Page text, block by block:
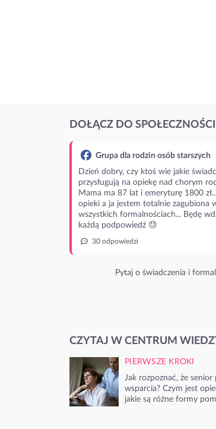
DOŁĄCZ DO SPOŁECZNOŚCI
Grupa dla rodzin osób starszych
Dzień dobry, czy ktoś wie jakie
przysługują na opiekę nad chorym
Mama ma 87 lat i emeryturę 1800
opieki a ja jestem totalnie zagubiona
wszystkich formalnościach... Będę
każdą podpowiedź 😓
30 odpowiedzi
Pytaj o świadczenia i
CZYTAJ W CENTRUM
PIERWSZE KROKI
Jak rozpoznać, że senior
wsparcia? Czym jest
jakie są różne formy